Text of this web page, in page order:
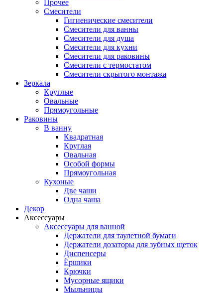
Прочее
Смесители
Гигиенические смесители
Смесители для ванны
Смесители для душа
Смесители для кухни
Смесители для раковины
Смесители с термостатом
Смесители скрытого монтажа
Зеркала
Круглые
Овальные
Прямоугольные
Раковины
В ванну
Квадратная
Круглая
Овальная
Особой формы
Прямоугольная
Кухоные
Две чаши
Одна чаша
Декор
Аксессуары
Аксессуары для ванной
Держатели для таулетной бумаги
Держатели дозаторы для зубных щеток
Диспенсеры
Ёршики
Крючки
Мусорные ящики
Мыльницы